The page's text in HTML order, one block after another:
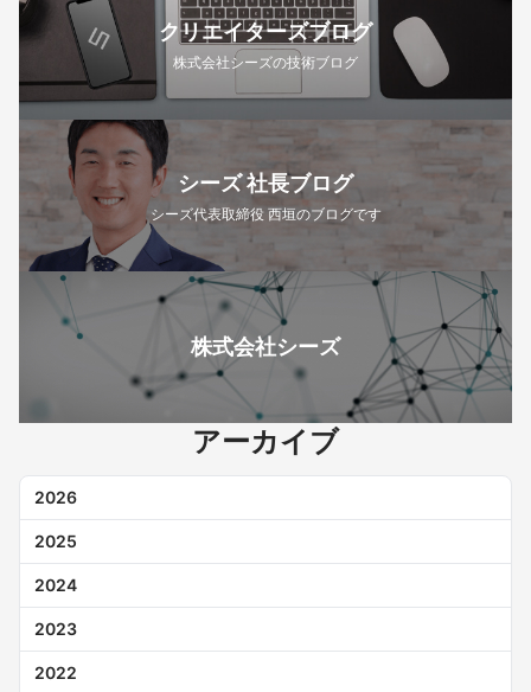
クリエイターズブログ
株式会社シーズの技術ブログ
シーズ 社長ブログ
シーズ代表取締役 西垣のブログです
株式会社シーズ
アーカイブ
2026
2025
2024
2023
2022